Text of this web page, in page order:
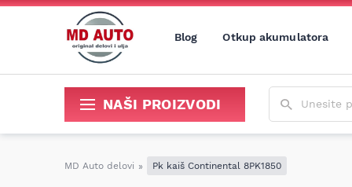
Blog Otkup akumulatora
NAŠI PROIZVODI
MD Auto delovi » Pk kaiš Continental 8PK1850